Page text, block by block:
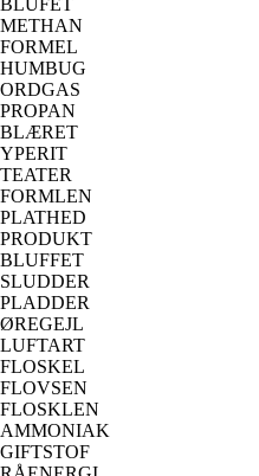
METHAN
FORMEL
HUMBUG
ORDGAS
PROPAN
BLÆRET
YPERIT
TEATER
FORMLEN
PLATHED
PRODUKT
BLUFFET
SLUDDER
PLADDER
ØREGEJL
LUFTART
FLOSKEL
FLOVSEN
FLOSKLEN
AMMONIAK
GIFTSTOF